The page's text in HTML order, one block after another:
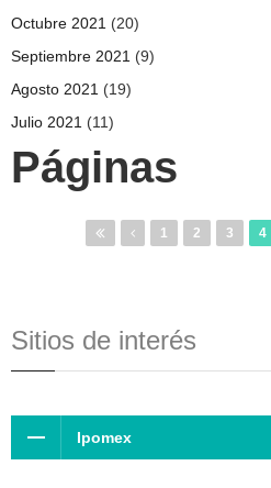
Octubre 2021 (20)
Septiembre 2021 (9)
Agosto 2021 (19)
Julio 2021 (11)
Páginas
1 2 3 4
Sitios de interés
Ipomex